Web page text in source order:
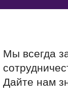
Мы всегда
Дайте нам